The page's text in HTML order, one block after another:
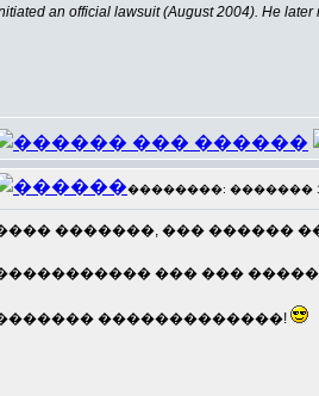
an official lawsuit (August 2004). He
��������: ������� 17
�������, ��� ������
��� ���
�������������!